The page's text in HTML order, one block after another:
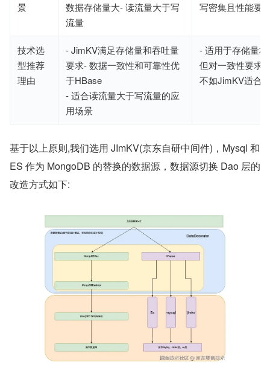
景
数据存储量大- 读流量大于写
流量
写密集且性能要
技术选
型推荐
理由
- JimKV满足存储量和吞吐量
要求- 数据一致性和可靠性优
于HBase
- 适合读流量大于写流量的应
用场景
- 适用于存储量
但对一致性要求
不如JimKV适合
基于以上原则,我们选用 JImKV(京东自研中间件)，Mysql 和
ES 作为 MongoDB 的替换的数据源，数据源切换 Dao 层的
改造方式如下: